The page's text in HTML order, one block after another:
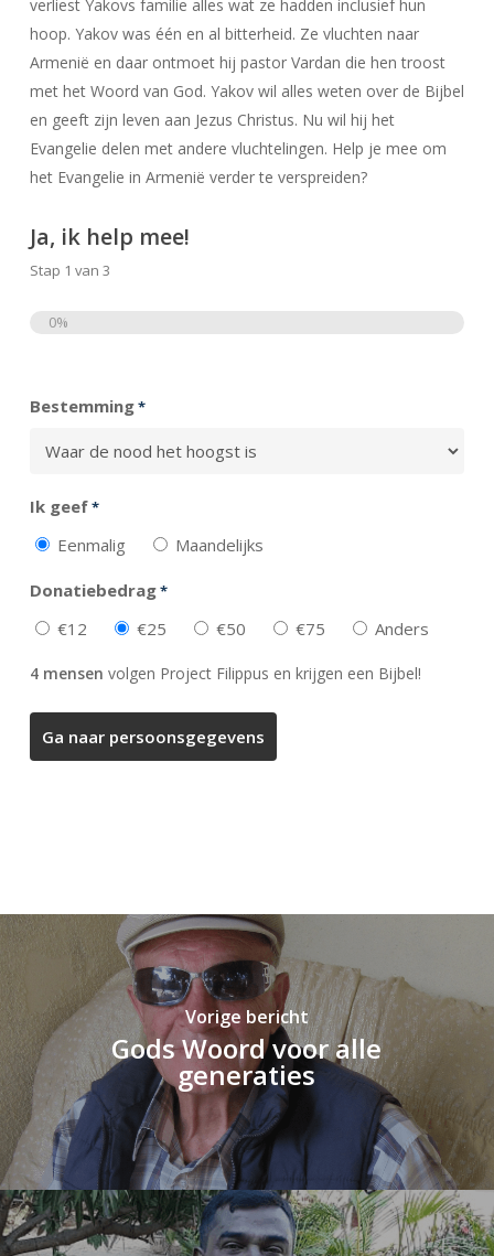
verliest Yakovs familie alles wat ze hadden inclusief hun
hoop. Yakov was één en al bitterheid. Ze vluchten naar
Armenië en daar ontmoet hij pastor Vardan die hen troost
met het Woord van God. Yakov wil alles weten over de Bijbel
en geeft zijn leven aan Jezus Christus. Nu wil hij het
Evangelie delen met andere vluchtelingen. Help je mee om
het Evangelie in Armenië verder te verspreiden?
Ja, ik help mee!
Stap 1 van 3
0%
Bestemming*
Ik geef*
Eenmalig Maandelijks
Donatiebedrag*
€12 €25 €50 €75 Anders
4 mensen volgen Project Filippus en krijgen een Bijbel!
Vorige bericht
Gods Woord voor alle
generaties